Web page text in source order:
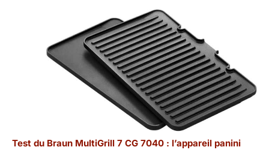
Test du Braun MultiGrill 7 CG 7040 : l’appareil panini